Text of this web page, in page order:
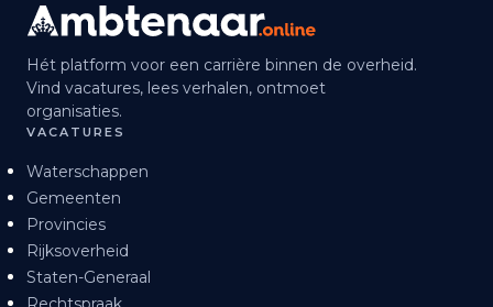
Hét platform voor een carrière binnen de overheid.
Vind vacatures, lees verhalen, ontmoet
organisaties.
VACATURES
Waterschappen
Gemeenten
Provincies
Rijksoverheid
Staten-Generaal